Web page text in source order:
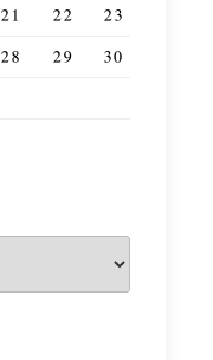
21 22
23
28 29
30